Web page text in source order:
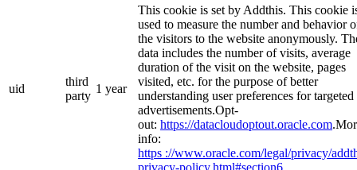
uid
third
party
1 year
This cookie is set by Addthis. This cookie
used to measure the number and behavior
the visitors to the website anonymously.
data includes the number of visits, average
duration of the visit on the website, pages
visited, etc. for the purpose of better
understanding user preferences for targeted
advertisements.Opt-
out: https://datacloudoptout.oracle.com
info:
https ://www.oracle.com/legal/privacy/
privacy-policy.html#section6